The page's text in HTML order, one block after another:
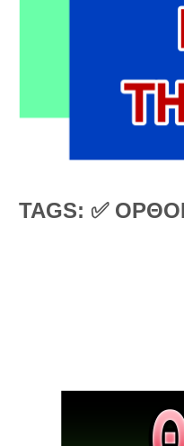
TAGS: ✅